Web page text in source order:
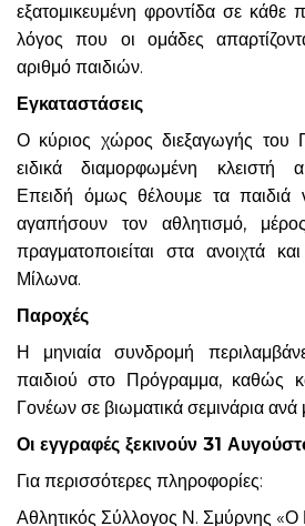
εξατομικευμένη φροντίδα σε κάθε
λόγος που οι ομάδες
αριθμό παιδιών.
Εγκαταστάσεις
Ο κύριος χώρος διεξαγωγής του
ειδικά διαμορφωμένη κλειστή
Επειδή όμως θέλουμε τα παιδιά
αγαπήσουν τον αθλητισμό,
πραγματοποιείται στα ανοιχτά
Μίλωνα.
Παροχές
Η μηνιαία συνδρομή
παιδιού στο Πρόγραμμα, καθώς
Γονέων σε βιωματικά σεμινάρια ανά
Οι εγγραφές ξεκινούν 31
Για περισσότερες πληροφορίες:
Αθλητικός Σύλλογος Ν. Σμύρνης «Ο